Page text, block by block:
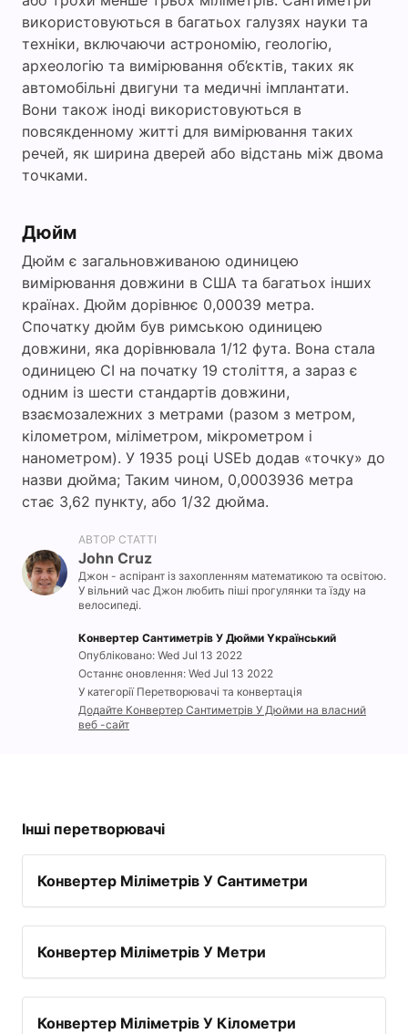
використовуються в багатьох галузях науки та
техніки, включаючи астрономію, геологію,
археологію та вимірювання об’єктів, таких як
автомобільні двигуни та медичні імплантати.
Вони також іноді використовуються в
повсякденному житті для вимірювання таких
речей, як ширина дверей або відстань між двома
точками.
Дюйм
Дюйм є загальновживаною одиницею
вимірювання довжини в США та багатьох інших
країнах. Дюйм дорівнює 0,00039 метра.
Спочатку дюйм був римською одиницею
довжини, яка дорівнювала 1/12 фута. Вона стала
одиницею СІ на початку 19 століття, а зараз є
одним із шести стандартів довжини,
взаємозалежних з метрами (разом з метром,
кілометром, міліметром, мікрометром і
нанометром). У 1935 році USEb додав «точку» до
назви дюйма; Таким чином, 0,0003936 метра
стає 3,62 пункту, або 1/32 дюйма.
АВТОР СТАТТІ
John Cruz
Джон - аспірант із захопленням математикою та освітою.
У вільний час Джон любить піші прогулянки та їзду на
велосипеді.
Конвертер Сантиметрів У Дюйми Yкраїнський
Опубліковано: Wed Jul 13 2022
Останнє оновлення: Wed Jul 13 2022
У категорії Перетворювачі та конвертація
Додайте Конвертер Сантиметрів У Дюйми на власний
веб -сайт
Інші перетворювачі
Конвертер Міліметрів У Сантиметри
Конвертер Міліметрів У Метри
Конвертер Міліметрів У Кілометри